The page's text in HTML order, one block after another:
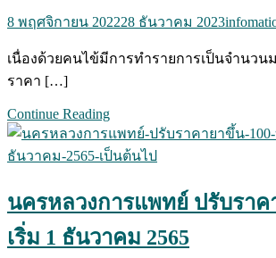
8 พฤศจิกายน 202228 ธันวาคม 2023
เนื่องด้วยคนไข้มีการทำรายการเป็นจำนวน
ราคา […]
Continue Reading
นครหลวงการแพทย์ ปรับราค
เริ่ม 1 ธันวาคม 2565